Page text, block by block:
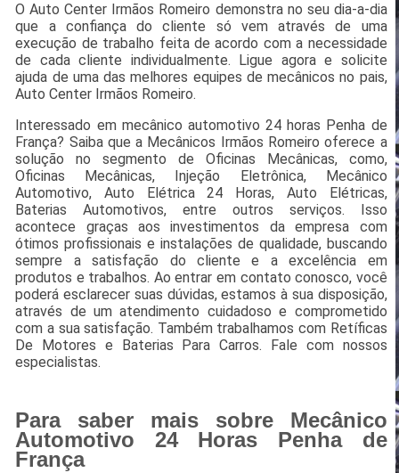
O Auto Center Irmãos Romeiro demonstra no seu dia-a-dia
que a confiança do cliente só vem através de uma
execução de trabalho feita de acordo com a necessidade
de cada cliente individualmente. Ligue agora e solicite
ajuda de uma das melhores equipes de mecânicos no pais,
Auto Center Irmãos Romeiro.
Interessado em mecânico automotivo 24 horas Penha de
França? Saiba que a Mecânicos Irmãos Romeiro oferece a
solução no segmento de Oficinas Mecânicas, como,
Oficinas Mecânicas, Injeção Eletrônica, Mecânico
Automotivo, Auto Elétrica 24 Horas, Auto Elétricas,
Baterias Automotivos, entre outros serviços. Isso
acontece graças aos investimentos da empresa com
ótimos profissionais e instalações de qualidade, buscando
sempre a satisfação do cliente e a excelência em
produtos e trabalhos. Ao entrar em contato conosco, você
poderá esclarecer suas dúvidas, estamos à sua disposição,
através de um atendimento cuidadoso e comprometido
com a sua satisfação. Também trabalhamos com Retíficas
De Motores e Baterias Para Carros. Fale com nossos
especialistas.
Para saber mais sobre Mecânico
Automotivo 24 Horas Penha de
França